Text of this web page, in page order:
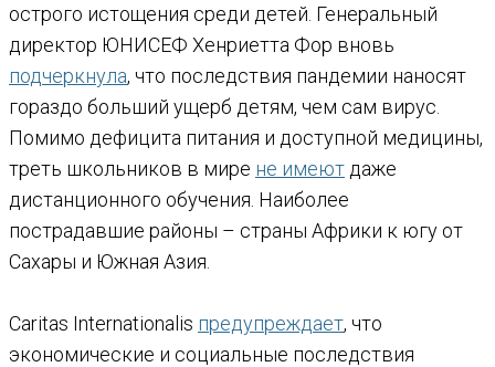
острого истощения среди детей. Генеральный
директор ЮНИСЕФ Хенриетта Фор вновь
подчеркнула, что последствия пандемии наносят
гораздо больший ущерб детям, чем сам вирус.
Помимо дефицита питания и доступной медицины,
треть школьников в мире не имеют даже
дистанционного обучения. Наиболее
пострадавшие районы – страны Африки к югу от
Сахары и Южная Азия.
Caritas Internationalis предупреждает, что
экономические и социальные последствия